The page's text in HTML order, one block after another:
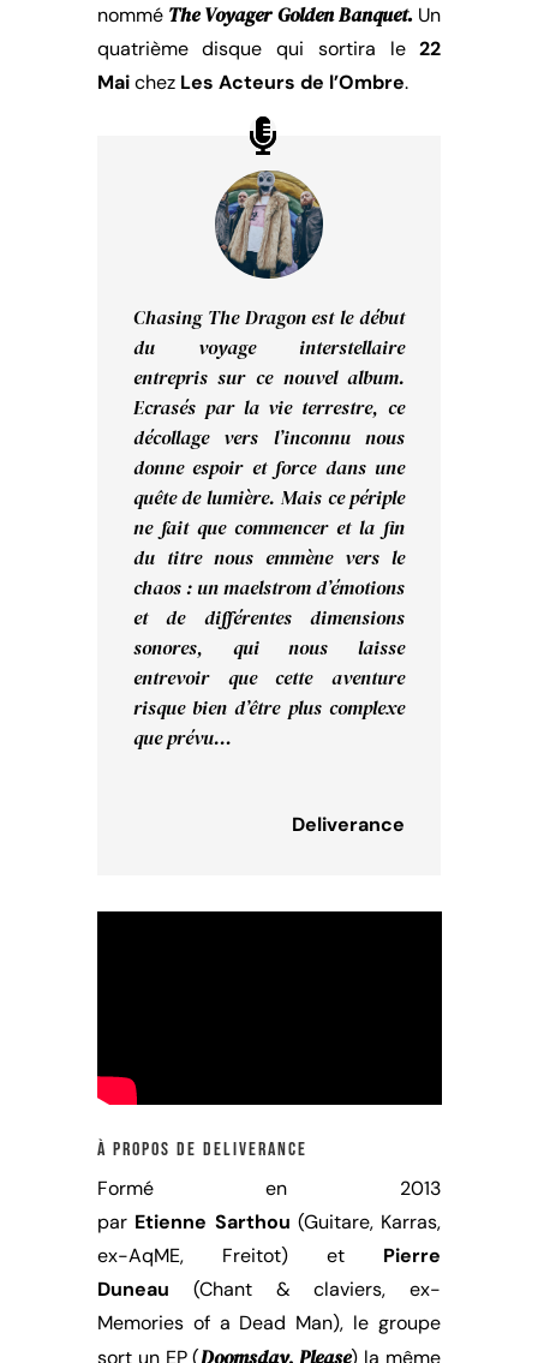
nommé The Voyager Golden Banquet. Un
quatrième disque qui sortira le22
Mai chez Les Acteurs de l’Ombre.
Chasing The Dragon est le début
du voyage interstellaire
entrepris sur ce nouvel album.
Ecrasés par la vie terrestre, ce
décollage vers l’inconnu nous
donne espoir et force dans une
quête de lumière. Mais ce périple
ne fait que commencer et la fin
du titre nous emmène vers le
chaos : un maelstrom d’émotions
et de différentes dimensions
sonores, qui nous laisse
entrevoir que cette aventure
risque bien d’être plus complexe
que prévu…
Deliverance
à propos de deliverance
Formé en 2013
par Etienne Sarthou (Guitare, Karras,
ex-AqME, Freitot) et Pierre
Duneau (Chant & claviers, ex-
Memories of a Dead Man), le groupe
sort un EP (Doomsday, Please) la même